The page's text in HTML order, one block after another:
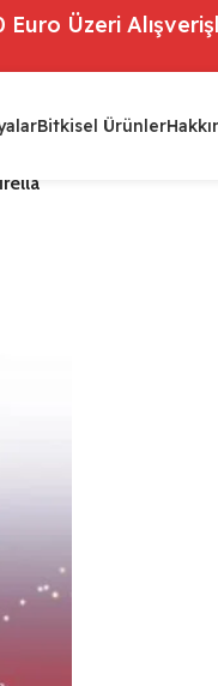
Euro Üzeri
Bitkisel Ürünler